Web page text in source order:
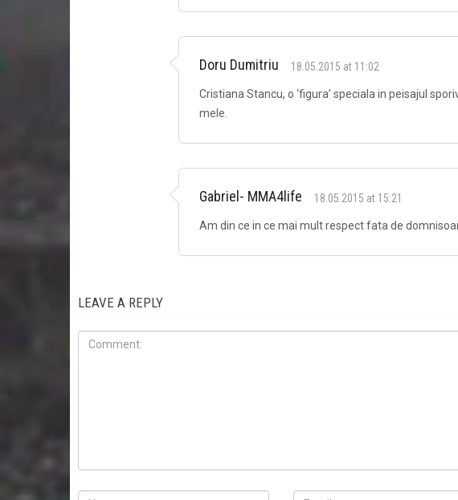
Doru Dumitriu 18.05.2015 at 11:02
Cristiana Stancu, o ‘figura’ speciala in peisajul
mele.
Gabriel- MMA4life 18.05.2015 at 15:21
Am din ce in ce mai mult respect fata de
LEAVE A REPLY